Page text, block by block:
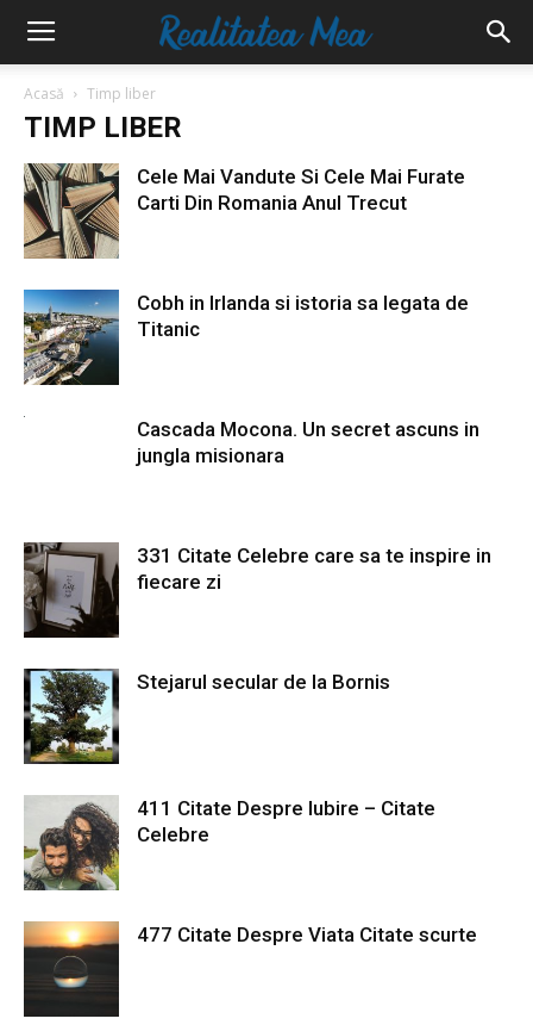
Acasă Timp liber
TIMP LIBER
Cele Mai Vandute Si Cele Mai Furate
Carti Din Romania Anul Trecut
Cobh in Irlanda si istoria sa legata de
Titanic
Cascada Mocona. Un secret ascuns in
jungla misionara
331 Citate Celebre care sa te inspire in
fiecare zi
Stejarul secular de la Bornis
411 Citate Despre Iubire – Citate
Celebre
477 Citate Despre Viata Citate scurte